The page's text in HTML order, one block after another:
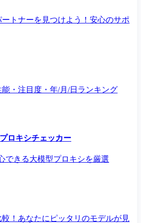
トナーを見つけよう！安心のサポ
・注目度・年/月/日ランキング
ロキシチェッカー
できる大模型プロキシを厳選
！あなたにピッタリのモデルが見